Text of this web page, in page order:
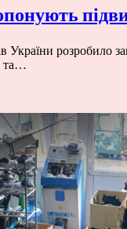
України розробило
та…